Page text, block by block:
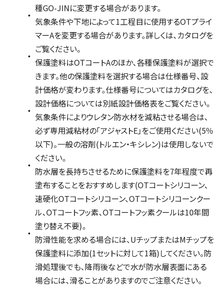
種GO-JINに変更する場合があります。
気象条件や下地によって1工程目に使用するOTプライ
マーAを変更する場合があります。詳しくは、カタログを
ご覧ください。
保護塗料はOTコートAのほか、各種保護塗料が選択で
きます。他の保護塗料を選択する場合は仕様番号、設
計価格が変わります。仕様番号についてはカタログを、
設計価格については別紙設計価格表をご覧ください。
気象条件によりウレタン防水材を減粘させる場合は、
必ず専用減粘材の「アジャストE」をご使用ください(5％
以下)。一般の溶剤(トルエン・キシレン)は使用しないで
ください。
防水層を長持ちさせるために保護塗料を7年程度で再
塗布することをおすすめします(OTコートシリコーン、
速硬化OTコートシリコーン、OTコートシリコーンクー
ル、OTコートフッ素、OTコートフッ素クールは10年間
塗り替え不要)。
防滑性能を求める場合には、UチップまたはMチップを
保護塗料に添加(1セットに対して1箱)してください。防
滑処理後でも、降雨後などで水が防水層表面にある
場合には、滑ることがありますのでご注意ください。